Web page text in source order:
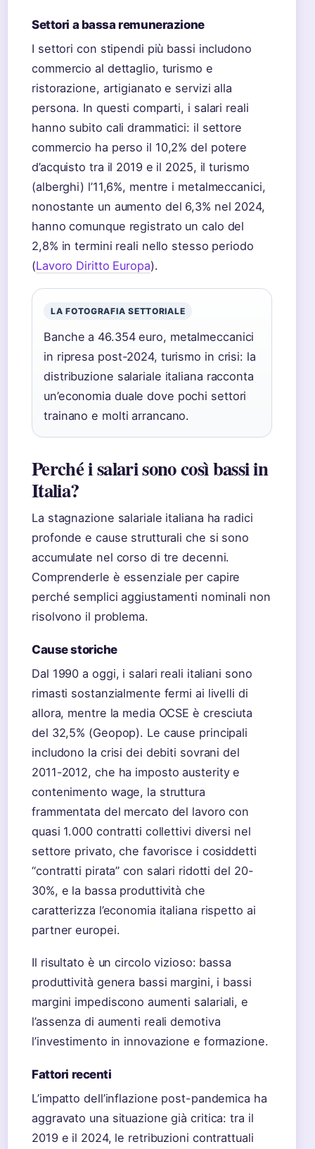
Settori a bassa remunerazione
I settori con stipendi più bassi includono
commercio al dettaglio, turismo e
ristorazione, artigianato e servizi alla
persona. In questi comparti, i salari reali
hanno subito cali drammatici: il settore
commercio ha perso il 10,2% del potere
d’acquisto tra il 2019 e il 2025, il turismo
(alberghi) l’11,6%, mentre i metalmeccanici,
nonostante un aumento del 6,3% nel 2024,
hanno comunque registrato un calo del
2,8% in termini reali nello stesso periodo
(Lavoro Diritto Europa).
LA FOTOGRAFIA SETTORIALE
Banche a 46.354 euro, metalmeccanici
in ripresa post-2024, turismo in crisi: la
distribuzione salariale italiana racconta
un’economia duale dove pochi settori
trainano e molti arrancano.
Perché i salari sono così bassi in
Italia?
La stagnazione salariale italiana ha radici
profonde e cause strutturali che si sono
accumulate nel corso di tre decenni.
Comprenderle è essenziale per capire
perché semplici aggiustamenti nominali non
risolvono il problema.
Cause storiche
Dal 1990 a oggi, i salari reali italiani sono
rimasti sostanzialmente fermi ai livelli di
allora, mentre la media OCSE è cresciuta
del 32,5% (Geopop). Le cause principali
includono la crisi dei debiti sovrani del
2011-2012, che ha imposto austerity e
contenimento wage, la struttura
frammentata del mercato del lavoro con
quasi 1.000 contratti collettivi diversi nel
settore privato, che favorisce i cosiddetti
“contratti pirata” con salari ridotti del 20-
30%, e la bassa produttività che
caratterizza l’economia italiana rispetto ai
partner europei.
Il risultato è un circolo vizioso: bassa
produttività genera bassi margini, i bassi
margini impediscono aumenti salariali, e
l’assenza di aumenti reali demotiva
l’investimento in innovazione e formazione.
Fattori recenti
L’impatto dell’inflazione post-pandemica ha
aggravato una situazione già critica: tra il
2019 e il 2024, le retribuzioni contrattuali